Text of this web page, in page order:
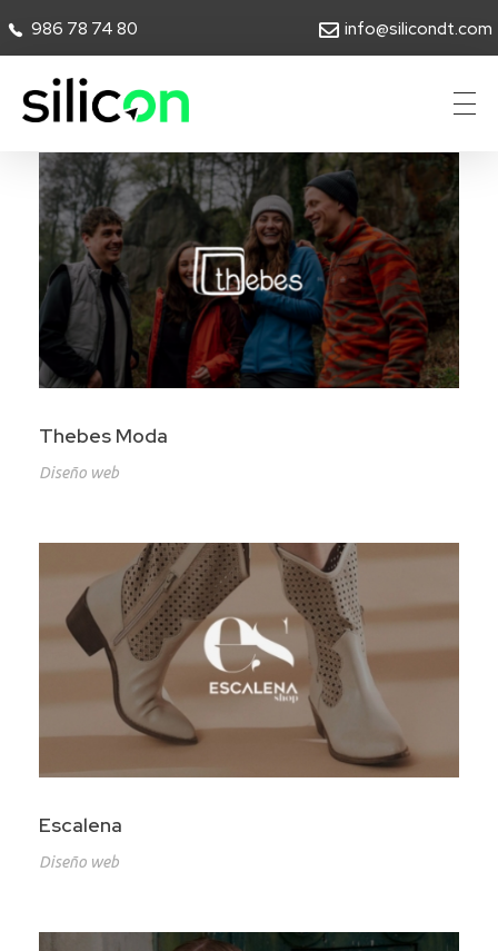
986 78 74 80 info@silicondt.com
Thebes Moda
Diseño web
Escalena
Diseño web